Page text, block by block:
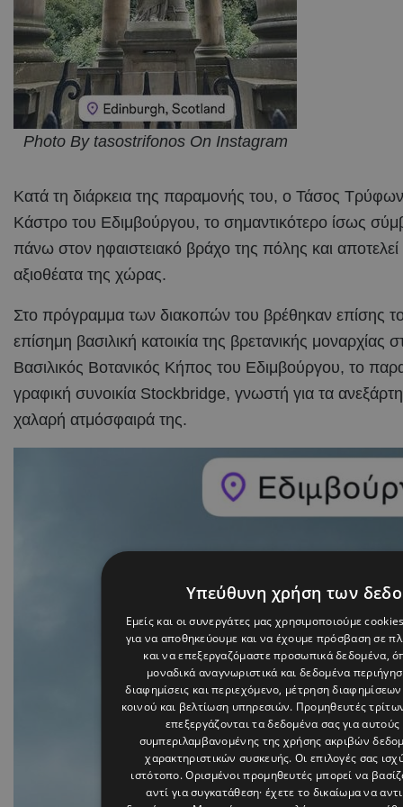
Photo By tasostrifonos On Instagram
Κατά τη διάρκεια της παραμονής του, ο Τάσος
Κάστρο του Εδιμβούργου, το σημαντικότερο ίσως
πάνω στον ηφαιστειακό βράχο της πόλης και
αξιοθέατα της χώρας.
Στο πρόγραμμα των διακοπών του βρέθηκαν επίσης
επίσημη βασιλική κατοικία της βρετανικής
Βασιλικός Βοτανικός Κήπος του Εδιμβούργου, το
γραφική συνοικία Stockbridge, γνωστή για τα
χαλαρή ατμόσφαιρά της.
Υπεύθυνη χρήση των
Εμείς και οι συνεργάτες μας χρησιμοποιούμε
για να αποθηκεύουμε και να έχουμε πρόσβαση σε
και να επεξεργαζόμαστε προσωπικά δεδομένα,
μοναδικά αναγνωριστικά και δεδομένα
διαφημίσεις και περιεχόμενο, μέτρηση
κοινού και βελτίωση υπηρεσιών. Προμηθευτές
επεξεργάζονται τα δεδομένα σας για
συμπεριλαμβανομένης της χρήσης ακριβών
χαρακτηριστικών συσκευής. Οι επιλογές σας
ιστότοπο. Ορισμένοι προμηθευτές μπορεί να
αντί για συγκατάθεση· έχετε το δικαίωμα να